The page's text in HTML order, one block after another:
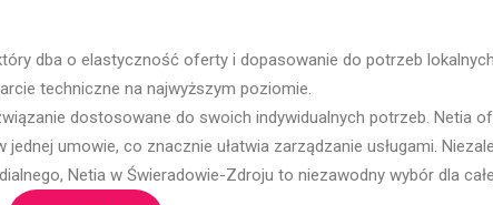
dba o elastyczność oferty i dopasowanie do potrzeb
techniczne na najwyższym poziomie.
dostosowane do swoich indywidualnych potrzeb. Netia
umowie, co znacznie ułatwia zarządzanie usługami.
Netia w Świeradowie-Zdroju to niezawodny wybór dla